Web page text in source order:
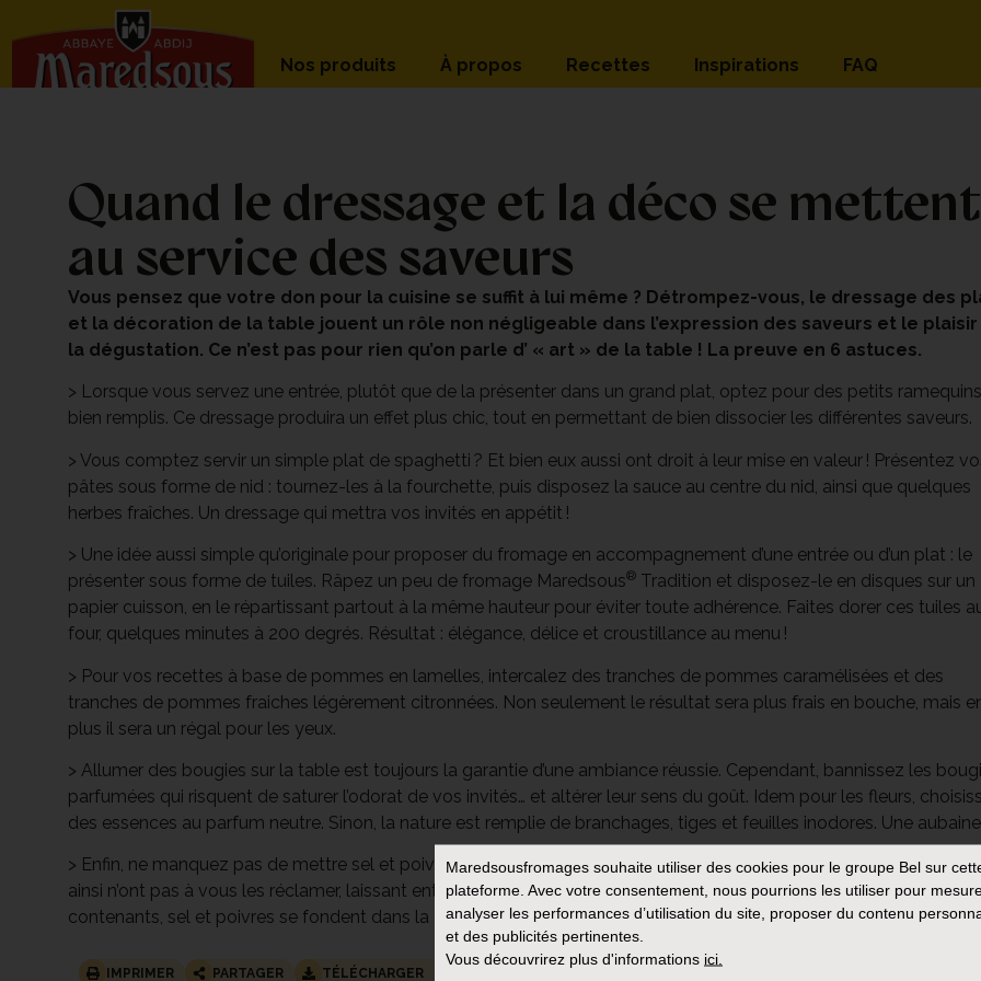
Nos produits À propos Recettes Inspirations FAQ
Quand le dressage et la déco se mettent
au service des saveurs
Vous pensez que votre don pour la cuisine se suffit à lui même ? Détrompez-vous, le dressage des
et la décoration de la table jouent un rôle non négligeable dans l’expression des saveurs et le plaisir
la dégustation. Ce n’est pas pour rien qu’on parle d’ « art » de la table ! La preuve en 6 astuces.
> Lorsque vous servez une entrée, plutôt que de la présenter dans un grand plat, optez pour des petits ramequins
bien remplis. Ce dressage produira un effet plus chic, tout en permettant de bien dissocier les différentes saveurs.
> Vous comptez servir un simple plat de spaghetti ? Et bien eux aussi ont droit à leur mise en valeur ! Présentez
pâtes sous forme de nid : tournez-les à la fourchette, puis disposez la sauce au centre du nid, ainsi que quelques
herbes fraîches. Un dressage qui mettra vos invités en appétit !
> Une idée aussi simple qu’originale pour proposer du fromage en accompagnement d’une entrée ou d’un plat : le
présenter sous forme de tuiles. Râpez un peu de fromage Maredsous® Tradition et disposez-le en disques sur un
papier cuisson, en le répartissant partout à la même hauteur pour éviter toute adhérence. Faites dorer ces tuiles
four, quelques minutes à 200 degrés. Résultat : élégance, délice et croustillance au menu !
> Pour vos recettes à base de pommes en lamelles, intercalez des tranches de pommes caramélisées et des
tranches de pommes fraiches légèrement citronnées. Non seulement le résultat sera plus frais en bouche, mais
plus il sera un régal pour les yeux.
> Allumer des bougies sur la table est toujours la garantie d’une ambiance réussie. Cependant, bannissez les
parfumées qui risquent de saturer l’odorat de vos invités… et altérer leur sens du goût. Idem pour les fleurs,
des essences au parfum neutre. Sinon, la nature est remplie de branchages, tiges et feuilles inodores. Une aubaine
> Enfin, ne manquez pas de mettre sel et poivre à table. C’est une marque de politesse vis-à-vis des convives, qui
ainsi n’ont pas à vous les réclamer, laissant entendre que l’assaisonnement n’est pas satisfaisant. Dans de jolis
contenants, sel et poivres se fondent dans la décoration !
IMPRIMER PARTAGER TÉLÉCHARGER
Maredsousfromages souhaite utiliser des cookies pour le groupe Bel sur
plateforme. Avec votre consentement, nous pourrions les utiliser pour
analyser les performances d’utilisation du site, proposer du contenu
et des publicités pertinentes.
Vous découvrirez plus d'informations ici.